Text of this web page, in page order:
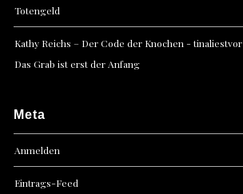
Totengeld
Kathy Reichs – Der Code der Knochen - tinaliestvor
Das Grab ist erst der Anfang
Meta
Anmelden
Eintrags-Feed